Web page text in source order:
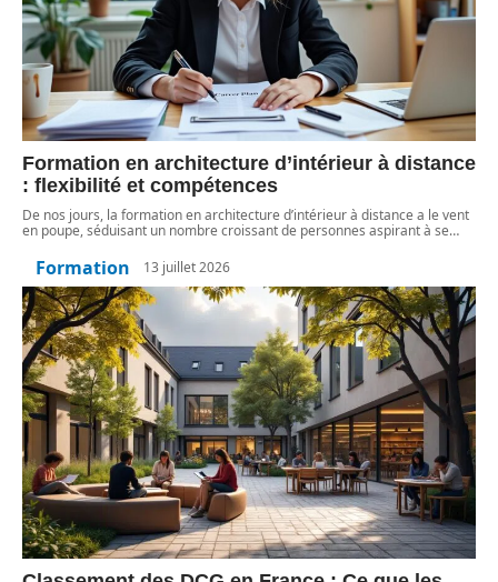
Formation en architecture d’intérieur à distance
: flexibilité et compétences
De nos jours, la formation en architecture d’intérieur à distance a le vent
en poupe, séduisant un nombre croissant de personnes aspirant à se…
Formation 13 juillet 2026